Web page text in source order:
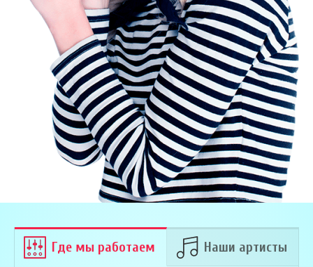
Где мы работаем Наши артисты